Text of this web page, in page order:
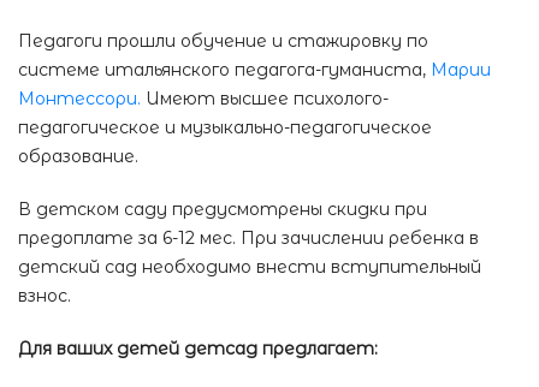
Педагоги прошли обучение и стажировку по
системе итальянского педагога-гуманиста, Марии
Монтессори. Имеют высшее психолого-
педагогическое и музыкально-педагогическое
образование.
В детском саду предусмотрены скидки при
предоплате за 6-12 мес. При зачислении ребенка в
детский сад необходимо внести вступительный
взнос.
Для ваших детей детсад предлагает: